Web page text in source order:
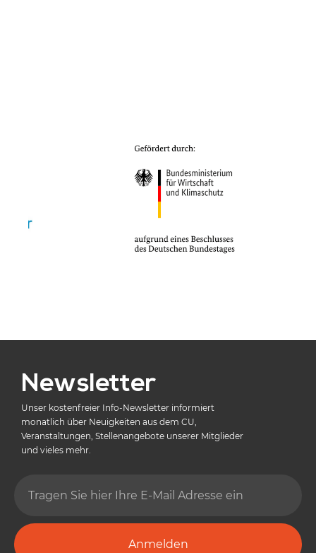
Newsletter
Unser kostenfreier Info-Newsletter informiert
monatlich über Neuigkeiten aus dem CU,
Veranstaltungen, Stellenangebote unserer Mitglieder
und vieles mehr.
Anmelden